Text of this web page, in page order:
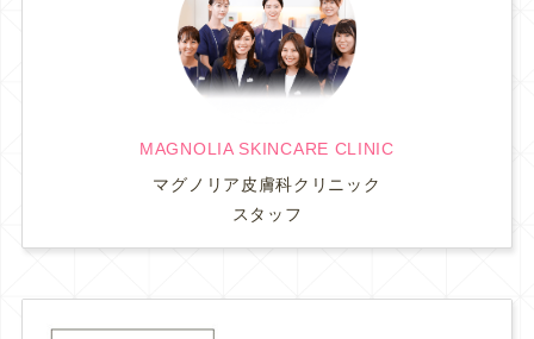
MAGNOLIA SKINCARE CLINIC
マグノリア皮膚科クリニック
スタッフ